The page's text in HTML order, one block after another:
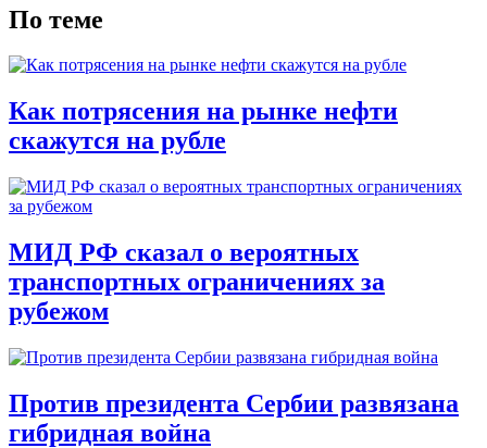
По теме
Как потрясения на рынке нефти
скажутся на рубле
МИД РФ сказал о вероятных
транспортных ограничениях за
рубежом
Против президента Сербии развязана
гибридная война